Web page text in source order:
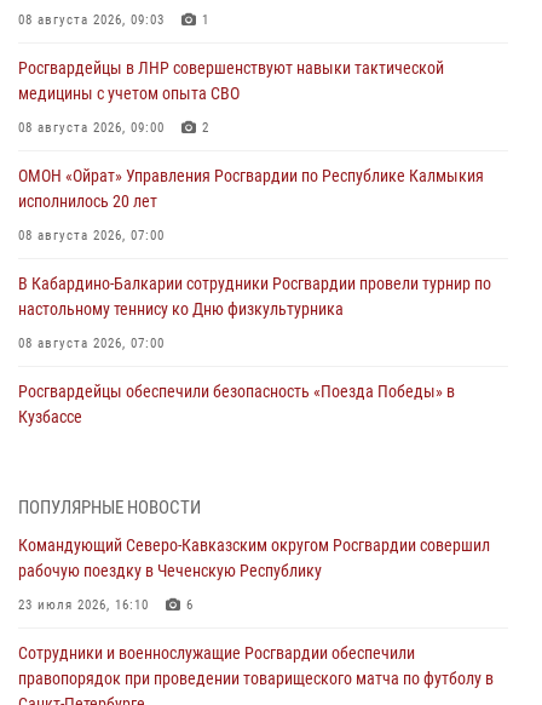
08 августа 2026, 09:03 1
Росгвардейцы в ЛНР совершенствуют навыки тактической
медицины с учетом опыта СВО
08 августа 2026, 09:00 2
ОМОН «Ойрат» Управления Росгвардии по Республике Калмыкия
исполнилось 20 лет
08 августа 2026, 07:00
В Кабардино-Балкарии сотрудники Росгвардии провели турнир по
настольному теннису ко Дню физкультурника
08 августа 2026, 07:00
Росгвардейцы обеспечили безопасность «Поезда Победы» в
Кузбассе
Военнослужащие Софринской бригады Росгвардии встретились с
дорогой к Победе в СВО» (видео)
08 августа 2026, 07:00
ограниченными возможностями здоровья (видео)
08 августа 2026, 06:32 1
ПОПУЛЯРНЫЕ НОВОСТИ
Командующий Северо-Кавказским округом Росгвардии совершил
рабочую поездку в Чеченскую Республику
23 июля 2026, 16:10 6
Сотрудники и военнослужащие Росгвардии обеспечили
правопорядок при проведении товарищеского матча по футболу в